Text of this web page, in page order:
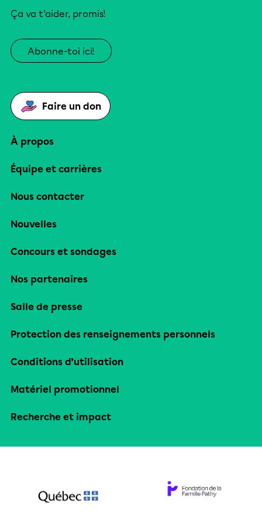
Ça va t’aider, promis!
Abonne-toi ici!
Faire un don
À propos
Équipe et carrières
Nous contacter
Nouvelles
Concours et sondages
Nos partenaires
Salle de presse
Protection des renseignements personnels
Conditions d’utilisation
Matériel promotionnel
Recherche et impact